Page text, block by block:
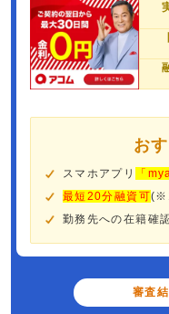
お
スマホアプリ
「
最短20分融資可
勤務先への在籍確
審査